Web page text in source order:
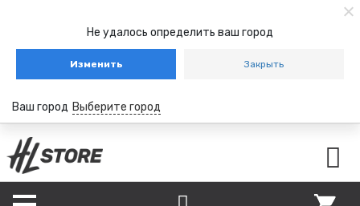
Не удалось определить ваш город
Изменить Закрыть
Ваш город Выберите город